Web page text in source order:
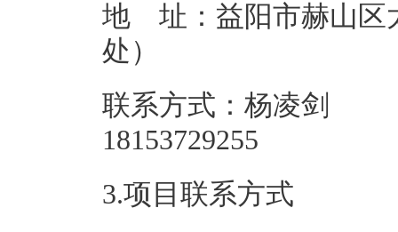
地 址：益阳市赫山区
处
联系方式：杨凌剑
3.项目联系方式